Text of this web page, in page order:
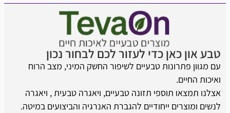
טבע און כאן כדי לעזור לכם לבחור נכון
עם מגוון פתרונות טבעיים לשיפור החשק המיני, מצב הרוח
ואיכות החיים.
אצלנו תמצאו תוספי תזונה טבעיים, ויאגרה טבעית , ויאגרה
לנשים ומוצרים ייחודיים להגברת האנרגיה והביצועים במיטה.